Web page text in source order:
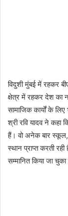
विदुशी मुंबई में रहकर
क्षेत्र में रहकर देश का
सामाजिक कार्यों के
श्री रवि यादव ने कहा
हैं। वो अनेक बार स्कूल,
स्थान प्राप्त करती रही
सम्मानित किया जा